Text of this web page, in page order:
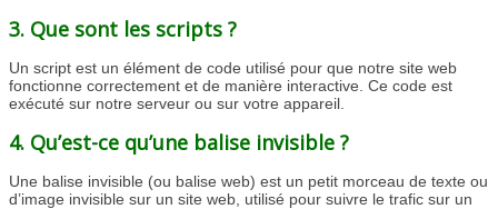
3. Que sont les scripts ?
Un script est un élément de code utilisé pour que notre site web
fonctionne correctement et de manière interactive. Ce code est
exécuté sur notre serveur ou sur votre appareil.
4. Qu’est-ce qu’une balise invisible ?
Une balise invisible (ou balise web) est un petit morceau de texte ou
d’image invisible sur un site web, utilisé pour suivre le trafic sur un